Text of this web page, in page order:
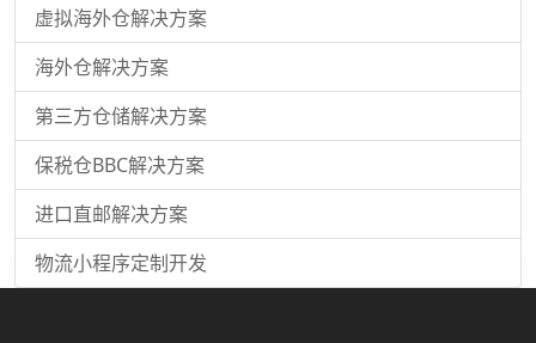
虚拟海外仓解决方案
海外仓解决方案
第三方仓储解决方案
保税仓BBC解决方案
进口直邮解决方案
物流小程序定制开发